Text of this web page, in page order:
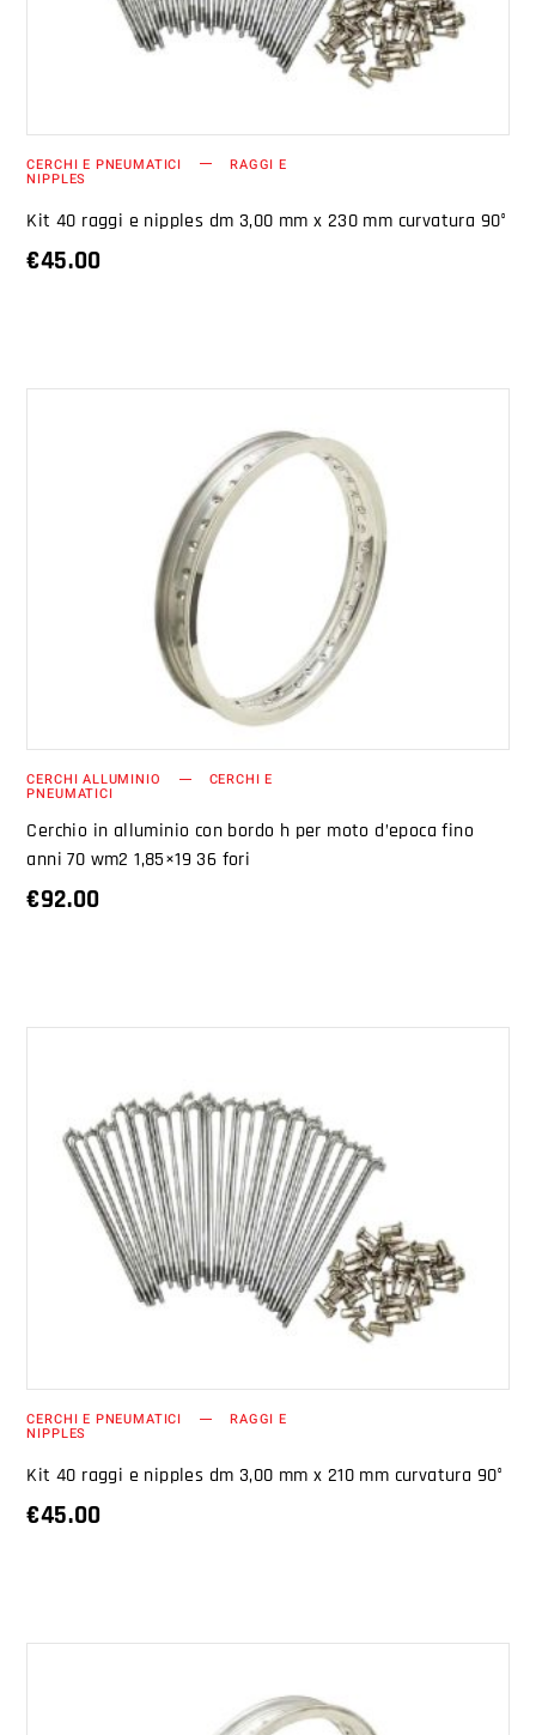
CERCHI E PNEUMATICI RAGGI E
NIPPLES
Kit 40 raggi e nipples dm 3,00 mm x 230 mm curvatura 90°
€45.00
AGGIUNGI AL CARRELLO
CERCHI ALLUMINIO CERCHI E
PNEUMATICI
Cerchio in alluminio con bordo h per moto d’epoca fino
anni 70 wm2 1,85×19 36 fori
€92.00
AGGIUNGI AL CARRELLO
CERCHI E PNEUMATICI RAGGI E
NIPPLES
Kit 40 raggi e nipples dm 3,00 mm x 210 mm curvatura 90°
€45.00